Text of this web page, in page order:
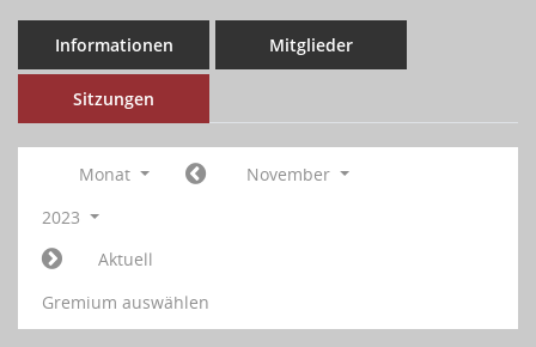
Informationen Mitglieder
Sitzungen
Monat
November
2023
Aktuell
Gremium auswählen